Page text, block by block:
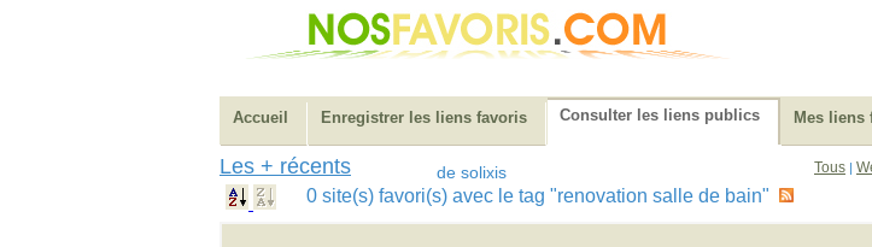
Accueil Enregistrer les liens favoris Consulter les liens publics Mes liens
Les + récents de solixis Tous |
0 site(s) favori(s) avec le tag "renovation salle de bain"